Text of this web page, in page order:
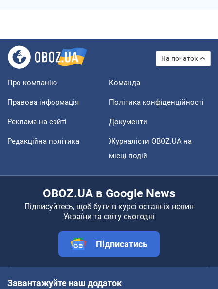
На початок
Про компанію Команда
Правова інформація Політика конфіденційності
Реклама на сайті Документи
Редакційна політика
Журналісти OBOZ.UA на
місці подій
OBOZ.UA в Google News
Підписуйтесь, щоб бути в курсі останніх новин
України та світу сьогодні
Підписатись
Завантажуйте наш додаток